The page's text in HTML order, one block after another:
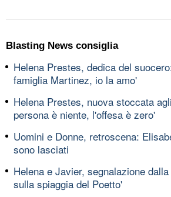
Blasting News consiglia
Helena Prestes, dedica del
famiglia Martinez, io la amo'
Helena Prestes, nuova stoccata
persona è niente, l'offesa è zero'
Uomini e Donne, retroscena:
sono lasciati
Helena e Javier, segnalazione
sulla spiaggia del Poetto'